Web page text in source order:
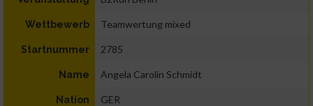
Wettbewerb Teamwertung mixed
Startnummer 2785
Name Angela Carolin Schmidt
Nation GER